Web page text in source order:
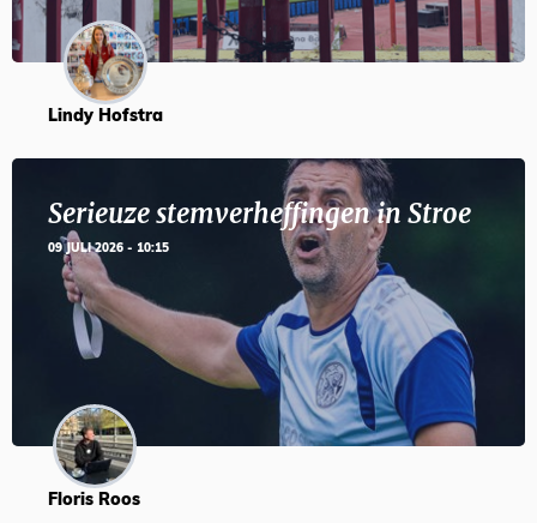
Lindy Hofstra
Serieuze stemverheffingen in Stroe
09 JULI 2026 - 10:15
Floris Roos